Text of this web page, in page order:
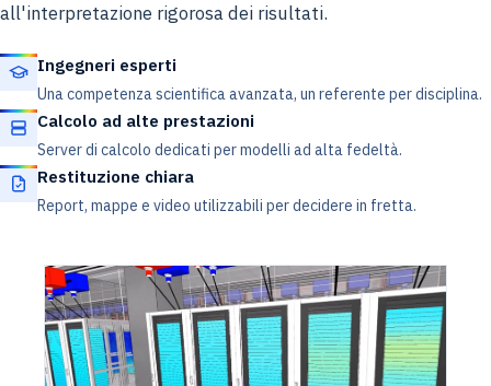
all'interpretazione rigorosa dei risultati.
Ingegneri esperti
Una competenza scientifica avanzata, un referente per disciplina.
Calcolo ad alte prestazioni
Server di calcolo dedicati per modelli ad alta fedeltà.
Restituzione chiara
Report, mappe e video utilizzabili per decidere in fretta.